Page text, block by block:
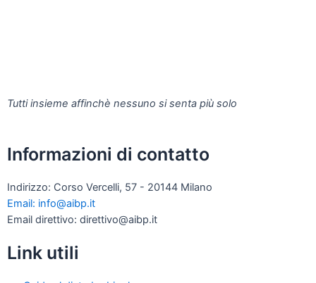
Tutti insieme affinchè nessuno si senta più solo
Informazioni di contatto
Indirizzo: Corso Vercelli, 57 - 20144 Milano
Email: info@aibp.it
Email direttivo: direttivo@aibp.it
Link utili